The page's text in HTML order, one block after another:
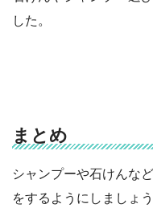
した。
まとめ
シャンプーや石けんな
をするようにしましょう